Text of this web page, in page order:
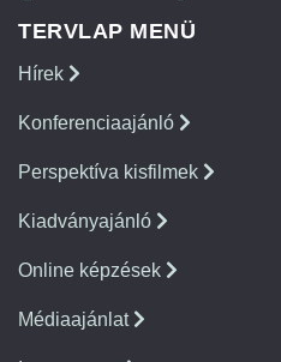
TERVLAP MENÜ
Hírek
Konferenciaajánló
Perspektíva kisfilmek
Kiadványajánló
Online képzések
Médiaajánlat